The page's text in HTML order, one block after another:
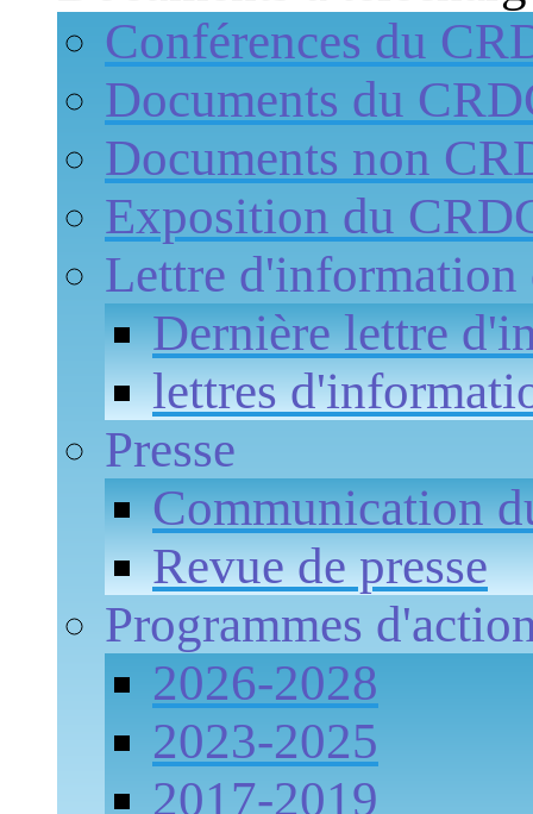
Conférences du
Documents du
Documents non
Exposition du
Lettre d'information
Dernière lettre
lettres
Presse
Communication
Revue de presse
Programmes
2026-2028
2023-2025
2017-2019